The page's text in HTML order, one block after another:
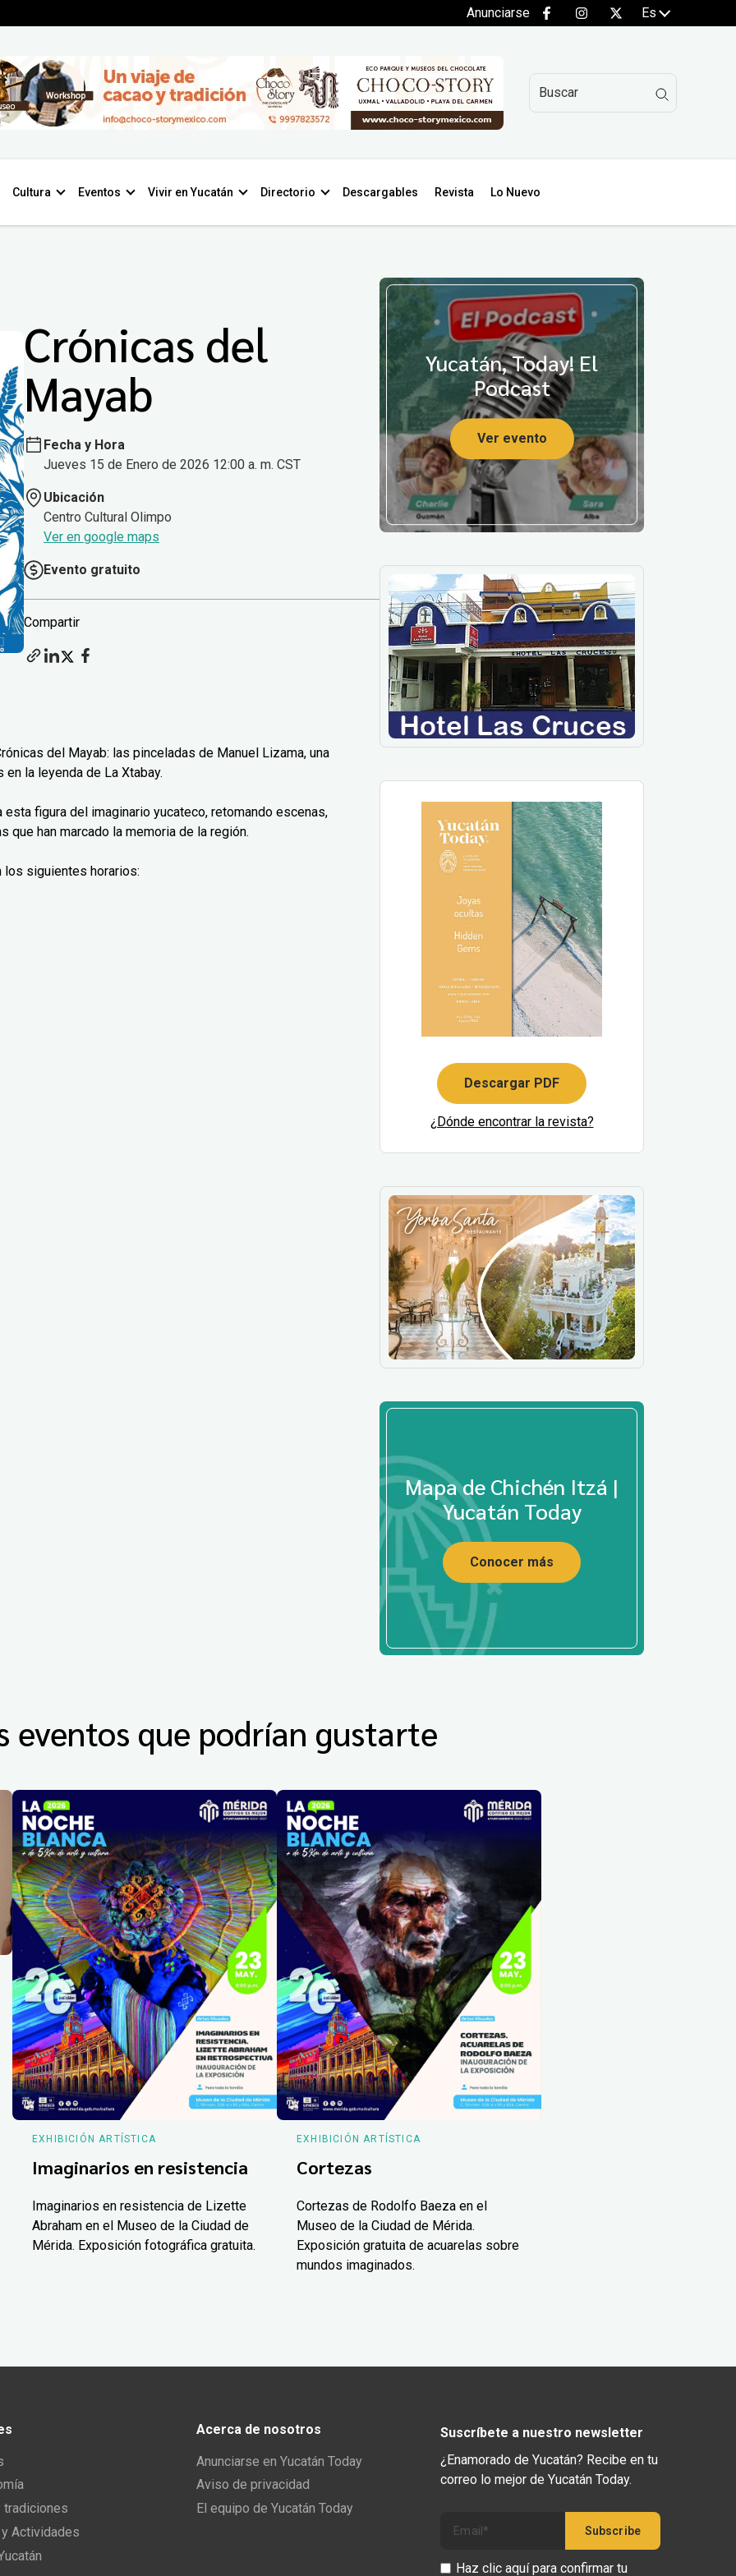
Anunciarse Es
Cultura Eventos Vivir en Yucatán Directorio Descargables Revista Lo Nuevo
Crónicas del
Mayab
Fecha y Hora
Jueves 15 de Enero de 2026 12:00 a. m. CST
Ubicación
Centro Cultural Olimpo
Ver en google maps
Evento gratuito
Compartir
del Mayab: las pinceladas de Manuel Lizama, una
la leyenda de La Xtabay.
figura del imaginario yucateco, retomando escenas,
han marcado la memoria de la región.
siguientes horarios:
Yucatán, Today! El
Podcast
Ver evento
Descargar PDF
¿Dónde encontrar la revista?
Mapa de Chichén Itzá |
Yucatán Today
Conocer más
eventos que podrían gustarte
EXHIBICIÓN ARTÍSTICA
Imaginarios en resistencia
Imaginarios en resistencia de Lizette
Abraham en el Museo de la Ciudad de
Mérida. Exposición fotográfica gratuita.
EXHIBICIÓN ARTÍSTICA
Cortezas
Cortezas de Rodolfo Baeza en el
Museo de la Ciudad de Mérida.
Exposición gratuita de acuarelas sobre
mundos imaginados.
tradiciones
Actividades
Acerca de nosotros
Anunciarse en Yucatán Today
Aviso de privacidad
El equipo de Yucatán Today
Suscríbete a nuestro newsletter
¿Enamorado de Yucatán? Recibe en tu
correo lo mejor de Yucatán Today.
Haz clic aquí para confirmar tu